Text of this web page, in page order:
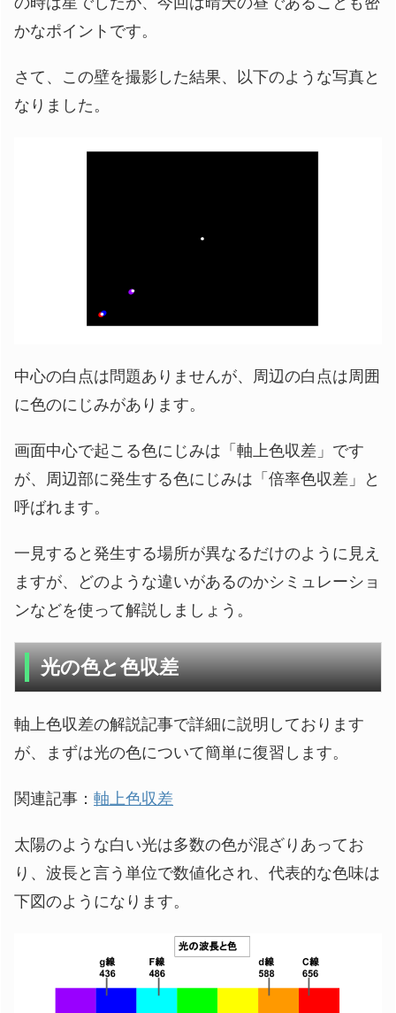
かなポイントです。
さて、この壁を撮影した結果、以下のような写真と
なりました。
中心の白点は問題ありませんが、周辺の白点は周囲
に色のにじみがあります。
画面中心で起こる色にじみは「軸上色収差」です
が、周辺部に発生する色にじみは「倍率色収差」と
呼ばれます。
一見すると発生する場所が異なるだけのように見え
ますが、どのような違いがあるのかシミュレーショ
ンなどを使って解説しましょう。
光の色と色収差
軸上色収差の解説記事で詳細に説明しております
が、まずは光の色について簡単に復習します。
関連記事： 軸上色収差
太陽のような白い光は多数の色が混ざりあってお
り、波長と言う単位で数値化され、代表的な色味は
下図のようになります。